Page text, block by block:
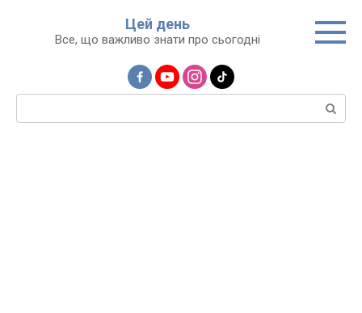
Цей день
Все, що важливо знати про сьогодні
Пошук: